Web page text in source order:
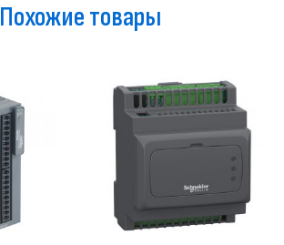
Похожие товары